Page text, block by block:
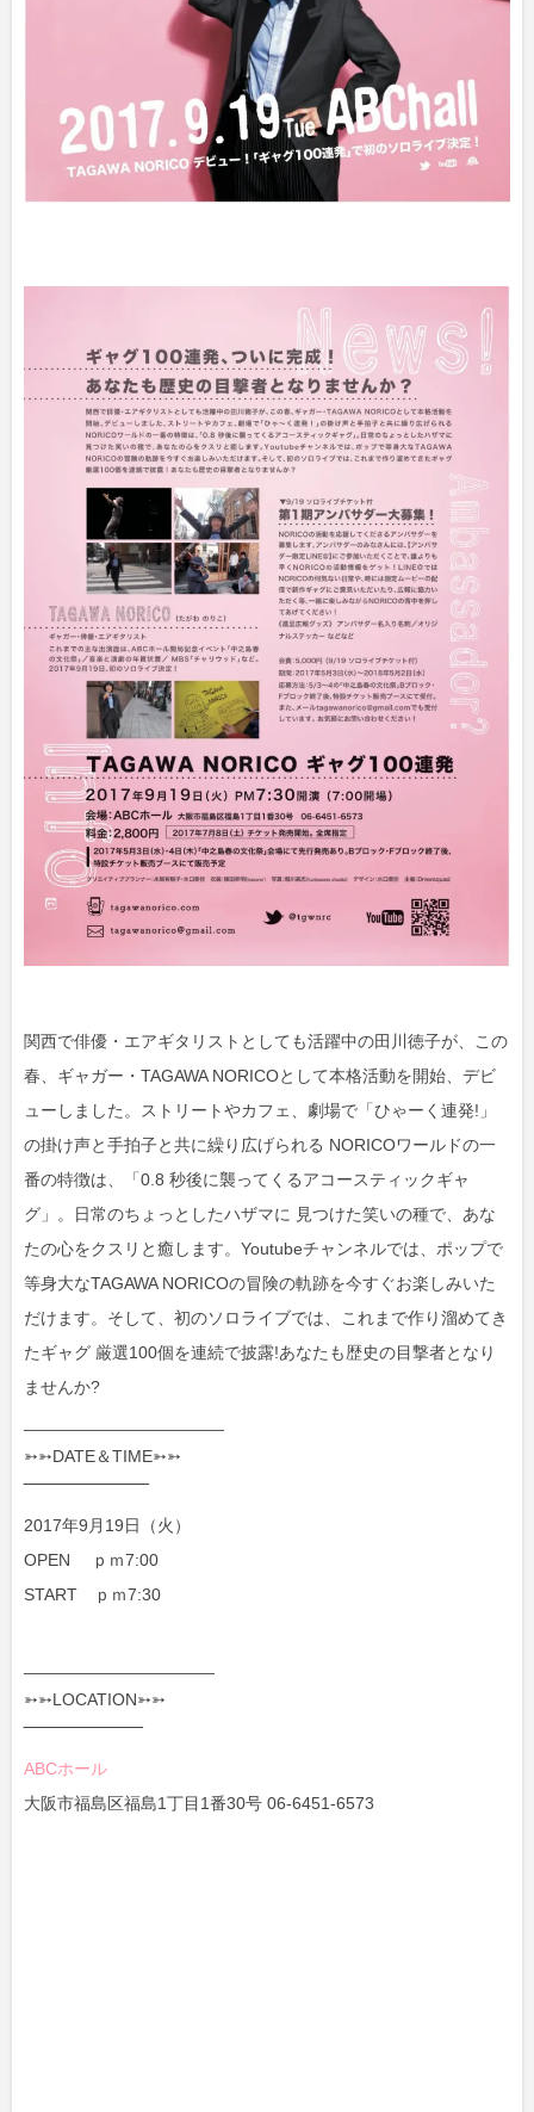
関西で俳優・エアギタリストとしても活躍中の田川徳子が、この
春、ギャガー・TAGAWA NORICOとして本格活動を開始、デビ
ューしました。ストリートやカフェ、劇場で「ひゃーく連発!」
の掛け声と手拍子と共に繰り広げられる NORICOワールドの一
番の特徴は、「0.8 秒後に襲ってくるアコースティックギャ
グ」。日常のちょっとしたハザマに 見つけた笑いの種で、あな
たの心をクスリと癒します。Youtubeチャンネルでは、ポップで
等身大なTAGAWA NORICOの冒険の軌跡を今すぐお楽しみいた
だけます。そして、初のソロライブでは、これまで作り溜めてき
たギャグ 厳選100個を連続で披露!あなたも歴史の目撃者となり
ませんか?
➳➳DATE＆TIME➳➳
‾‾‾‾‾‾‾‾‾‾‾‾‾‾‾‾‾‾‾‾‾
2017年9月19日（火）
OPEN ｐｍ7:00
START ｐｍ7:30
➳➳LOCATION➳➳
‾‾‾‾‾‾‾‾‾‾‾‾‾‾‾‾‾‾‾‾
ABCホール
大阪市福島区福島1丁目1番30号 06-6451-6573